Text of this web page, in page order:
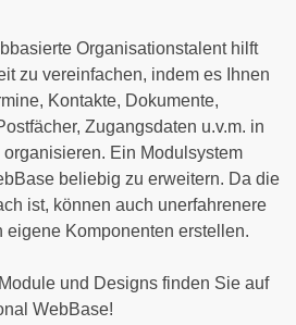
Organisationstalent hilft
zu vereinfachen, indem es Ihnen
Kontakte, Dokumente,
Zugangsdaten u.v.m. in
Ein Modulsystem
beliebig zu erweitern. Da die
ist, können auch unerfahrenere
eigene Komponenten erstellen.
und Designs finden Sie auf
WebBase!